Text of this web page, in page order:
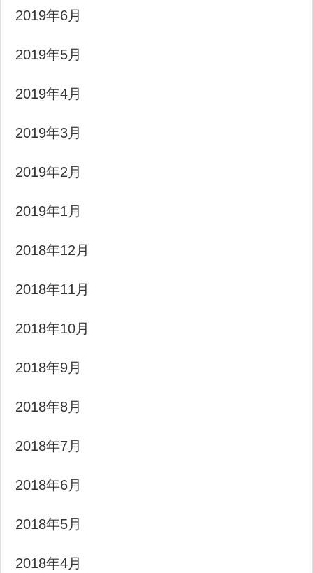
2019年6月
2019年5月
2019年4月
2019年3月
2019年2月
2019年1月
2018年12月
2018年11月
2018年10月
2018年9月
2018年8月
2018年7月
2018年6月
2018年5月
2018年4月